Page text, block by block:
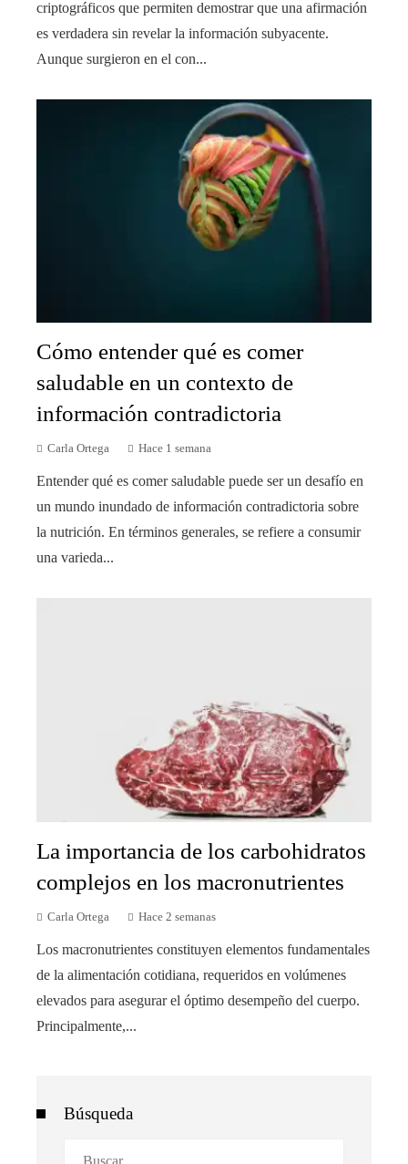
criptográficos que permiten demostrar que una afirmación
es verdadera sin revelar la información subyacente.
Aunque surgieron en el con...
Cómo entender qué es comer
saludable en un contexto de
información contradictoria
Carla Ortega Hace 1 semana
Entender qué es comer saludable puede ser un desafío en
un mundo inundado de información contradictoria sobre
la nutrición. En términos generales, se refiere a consumir
una varieda...
La importancia de los carbohidratos
complejos en los macronutrientes
Carla Ortega Hace 2 semanas
Los macronutrientes constituyen elementos fundamentales
de la alimentación cotidiana, requeridos en volúmenes
elevados para asegurar el óptimo desempeño del cuerpo.
Principalmente,...
Búsqueda